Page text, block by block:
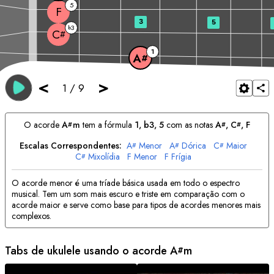
< 1 / 9 >
A# 1
C#
b3
F 5
3 5
O acordeA#m tem a fórmula 1, b3, 5com as notas A#, C#, F
Escalas Correspondentes: A# Menor A# Dórica C# Maior
C# Mixolídia F Menor F Frígia
O acorde menor é uma tríade básica usada em todo o espectro
musical. Tem um som mais escuro e triste em comparação com o
acorde maior e serve como base para tipos de acordes menores mais
complexos.
Tabs de ukulele usando o acorde A#m